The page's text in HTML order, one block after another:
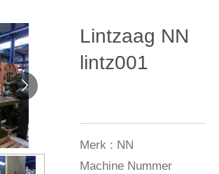
Lintzaag NN
lintz001
Merk : NN
Machine Nummer